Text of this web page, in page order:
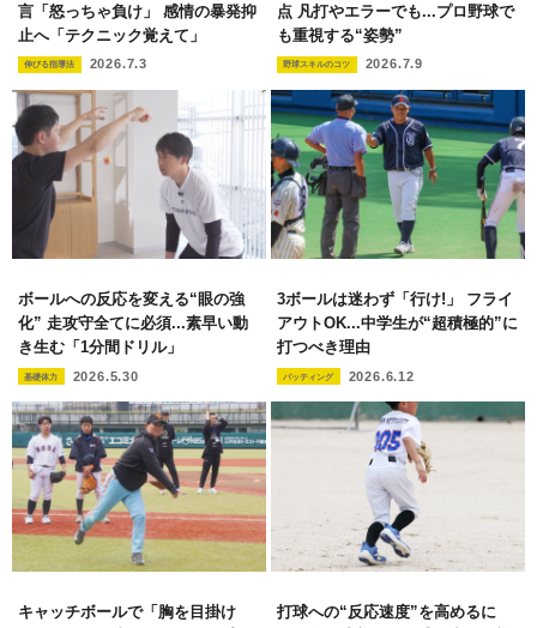
言「怒っちゃ負け」 感情の暴発抑
止へ「テクニック覚えて」
伸びる指導法 2026.7.3
点 凡打やエラーでも...プロ野球で
も重視する“姿勢”
野球スキルのコツ 2026.7.9
ボールへの反応を変える“眼の強
化” 走攻守全てに必須...素早い動
き生む「1分間ドリル」
基礎体力 2026.5.30
3ボールは迷わず「行け!」 フライ
アウトOK...中学生が“超積極的”に
打つべき理由
バッティング 2026.6.12
キャッチボールで「胸を目掛け
打球への“反応速度”を高めるに